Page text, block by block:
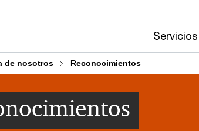
Servicios
de nosotros Reconocimientos